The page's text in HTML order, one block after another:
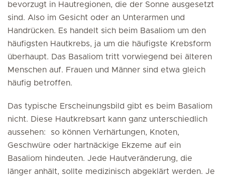
bevorzugt in Hautregionen, die der Sonne ausgesetzt
sind. Also im Gesicht oder an Unterarmen und
Handrücken. Es handelt sich beim Basaliom um den
häufigsten Hautkrebs, ja um die häufigste Krebsform
überhaupt. Das Basaliom tritt vorwiegend bei älteren
Menschen auf. Frauen und Männer sind etwa gleich
häufig betroffen.
Das typische Erscheinungsbild gibt es beim Basaliom
nicht. Diese Hautkrebsart kann ganz unterschiedlich
aussehen: so können Verhärtungen, Knoten,
Geschwüre oder hartnäckige Ekzeme auf ein
Basaliom hindeuten. Jede Hautveränderung, die
länger anhält, sollte medizinisch abgeklärt werden. Je